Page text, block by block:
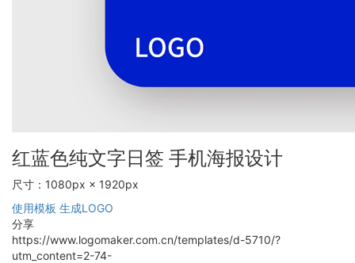
红蓝色纯文字日签 手机海报设计
尺寸：1080px × 1920px
使用模板 生成LOGO
分享
https://www.logomaker.com.cn/templates/d-5710/?
utm_content=2-74-